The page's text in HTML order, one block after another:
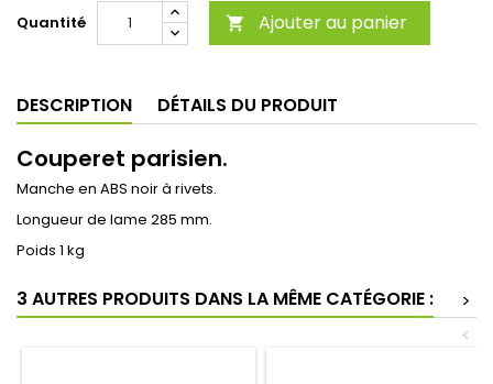
Quantité  Ajouter au panier
DESCRIPTION DÉTAILS DU PRODUIT
Couperet parisien.
Manche en ABS noir à rivets.
Longueur de lame 285 mm.
Poids 1 kg
3 AUTRES PRODUITS DANS LA MÊME CATÉGORIE :
>
<